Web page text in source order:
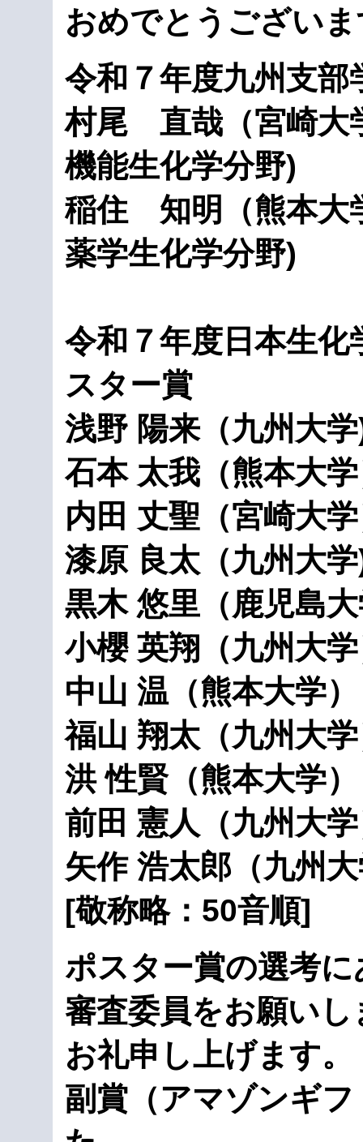
おめでとうござい
令和７年度九州支部
村尾 直哉（宮崎大
機能生化学分野)
稲住 知明（熊本大
薬学生化学分野)
令和７年度日本生
スター賞
浅野 陽来（九州大
石本 太我（熊本大
内田 丈聖（宮崎大
漆原 良太（九州大
黒木 悠里（鹿児島
小櫻 英翔（九州大
中山 温（熊本大学）
福山 翔太（九州大
洪 性賢（熊本大学）
前田 憲人（九州大
矢作 浩太郎（九州
[敬称略：50音順]
ポスター賞の選考
審査委員をお願い
お礼申し上げます
副賞（アマゾンギ